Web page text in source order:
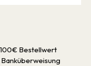
Bestellwert